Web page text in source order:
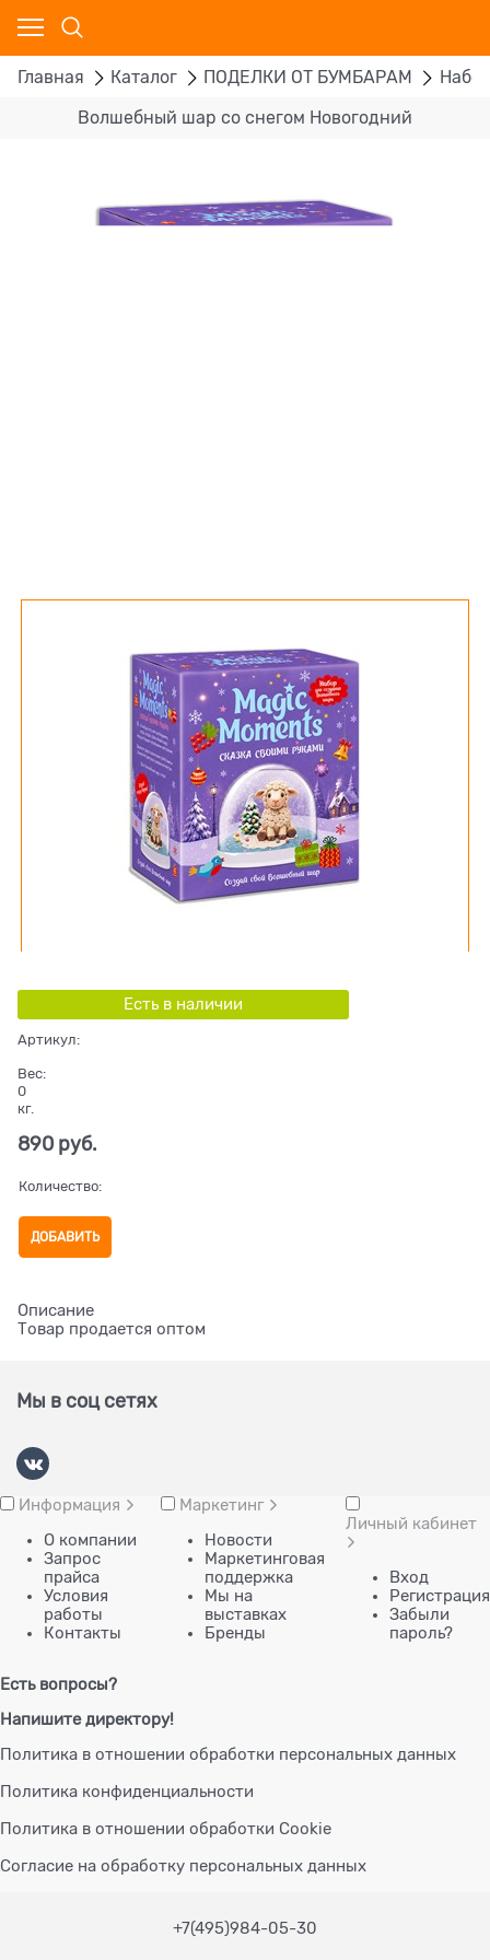
Главная Каталог ПОДЕЛКИ ОТ БУМБАРАМ
Волшебный шар со снегом Новогодний
Есть в наличии
Артикул:
Вес:
0
кг.
890 руб.
Количество:
ДОБАВИТЬ
Описание
Товар продается оптом
Мы в соц сетях
Информация
О компании
Запрос
прайса
Условия
работы
Контакты
Маркетинг
Новости
Маркетинговая
поддержка
Мы на
выставках
Бренды
Личный кабинет
Вход
Регистрация
Забыли
пароль?
Есть вопросы?
Напишите директору!
Политика в отношении обработки персональных данных
Политика конфиденциальности
Политика в отношении обработки Cookie
Согласие на обработку персональных данных
+7(495)984-05-30